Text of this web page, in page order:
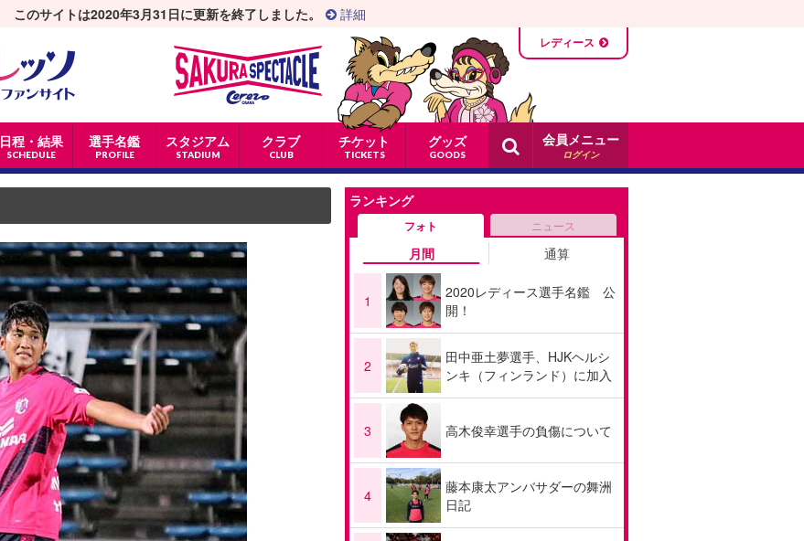
日程・結果
SCHEDULE
選手名鑑
PROFILE
スタジアム
STADIUM
クラブ
CLUB
チケット
TICKETS
グッズ
GOODS
このサイトは2020年3月31日に更新を終了しました。 詳細
レディース
会員メニュー
ログイン
ランキング
フォト ニュース
月間 通算
1
2020レディース選手名鑑 公
開！
2
田中亜土夢選手、HJKヘルシ
ンキ（フィンランド）に加入
3 高木俊幸選手の負傷について
4
藤本康太アンバサダーの舞洲
日記